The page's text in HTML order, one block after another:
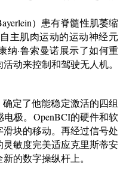
）患有脊髓性肌萎缩
主肌肉运动的运动神经元
纳·鲁索曼诺展示了如何重
动来控制和驾驶无人机。
定了他能稳定激活的四组
极。OpenBCI的硬件和软
块的移动。再经过信号处
敏度完美适应克里斯蒂安
的数字操纵杆上。